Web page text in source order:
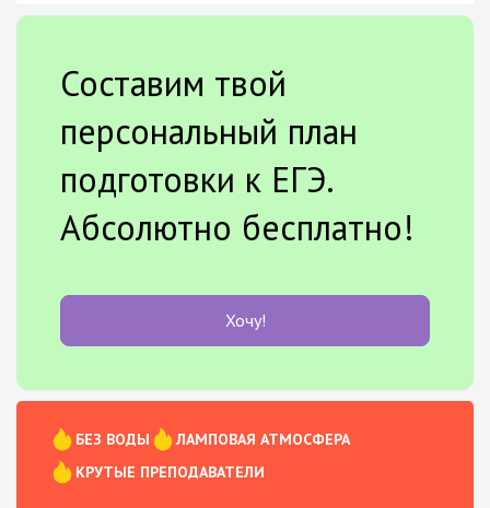
Составим твой
персональный план
подготовки к ЕГЭ.
Абсолютно бесплатно!
Хочу!
БЕЗ ВОДЫ
ЛАМПОВАЯ АТМОСФЕРА
КРУТЫЕ ПРЕПОДАВАТЕЛИ